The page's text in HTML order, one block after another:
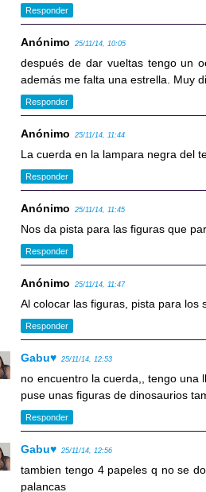
Responder
Anónimo 25/11/14, 10:05
después de dar vueltas tengo un
además me falta una estrella. Muy
Responder
Anónimo 25/11/14, 11:44
La cuerda en la lampara negra del
Responder
Anónimo 25/11/14, 11:45
Nos da pista para las figuras que
Responder
Anónimo 25/11/14, 11:47
Al colocar las figuras, pista para los
Responder
Gabu♥ 25/11/14, 12:53
no encuentro la cuerda,, tengo una
puse unas figuras de dinosaurios
Responder
Gabu♥ 25/11/14, 12:56
tambien tengo 4 papeles q no se
palancas